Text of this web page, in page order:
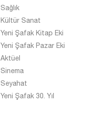
Sağlık
Kültür Sanat
Yeni Şafak Kitap Eki
Yeni Şafak Pazar Eki
Aktüel
Sinema
Seyahat
Yeni Şafak 30. Yıl